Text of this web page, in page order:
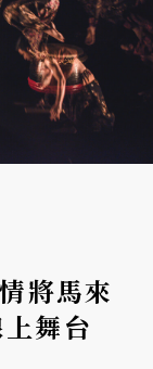
將馬來
舞台